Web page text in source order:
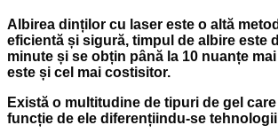
Albirea dinților cu laser este o altă
eficientă și sigură, timpul de albire este
minute și se obțin până la 10 nuanțe
este și cel mai costisitor.
Există o multitudine de tipuri de gel
funcție de ele diferențiindu-se